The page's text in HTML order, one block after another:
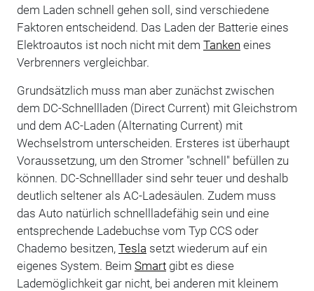
dem Laden schnell gehen soll, sind verschiedene
Faktoren entscheidend. Das Laden der Batterie eines
Elektroautos ist noch nicht mit dem Tanken eines
Verbrenners vergleichbar.
Grundsätzlich muss man aber zunächst zwischen
dem DC-Schnellladen (Direct Current) mit Gleichstrom
und dem AC-Laden (Alternating Current) mit
Wechselstrom unterscheiden. Ersteres ist überhaupt
Voraussetzung, um den Stromer "schnell" befüllen zu
können. DC-Schnelllader sind sehr teuer und deshalb
deutlich seltener als AC-Ladesäulen. Zudem muss
das Auto natürlich schnellladefähig sein und eine
entsprechende Ladebuchse vom Typ CCS oder
Chademo besitzen, Tesla setzt wiederum auf ein
eigenes System. Beim Smartgibt es diese
Lademöglichkeit gar nicht, bei anderen mit kleinem